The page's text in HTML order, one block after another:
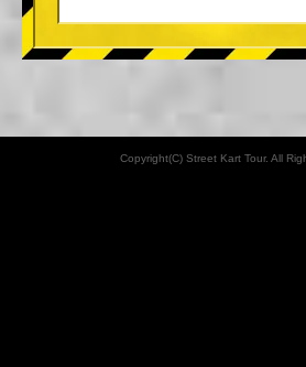
Copyright(C) Street Kart Tour. All